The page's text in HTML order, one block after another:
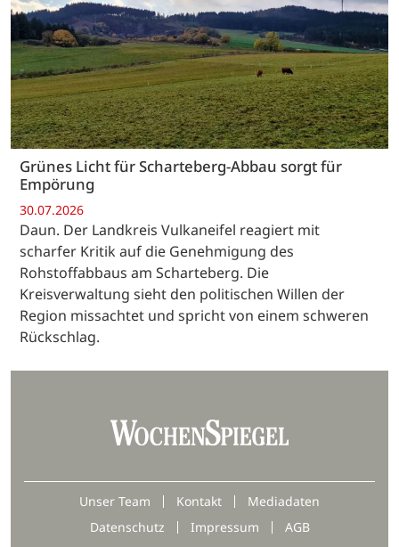
Grünes Licht für Scharteberg-Abbau sorgt für
Empörung
30.07.2026
Daun. Der Landkreis Vulkaneifel reagiert mit
scharfer Kritik auf die Genehmigung des
Rohstoffabbaus am Scharteberg. Die
Kreisverwaltung sieht den politischen Willen der
Region missachtet und spricht von einem schweren
Rückschlag.
Unser Team Kontakt
Mediadaten
Datenschutz
Impressum
AGB